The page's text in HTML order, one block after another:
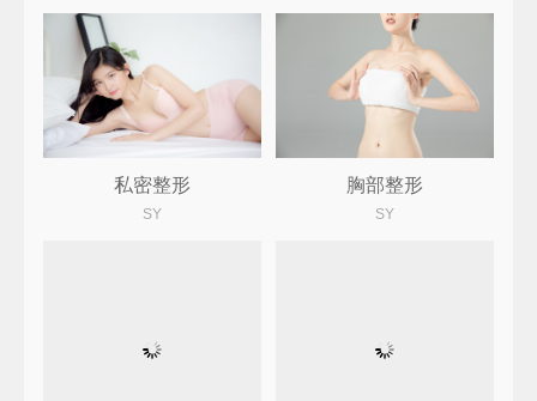
私密整形
SY
胸部整形
SY